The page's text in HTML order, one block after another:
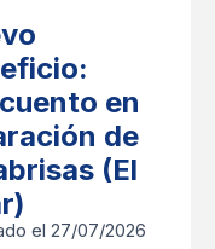
en
de
(El
el 27/07/2026